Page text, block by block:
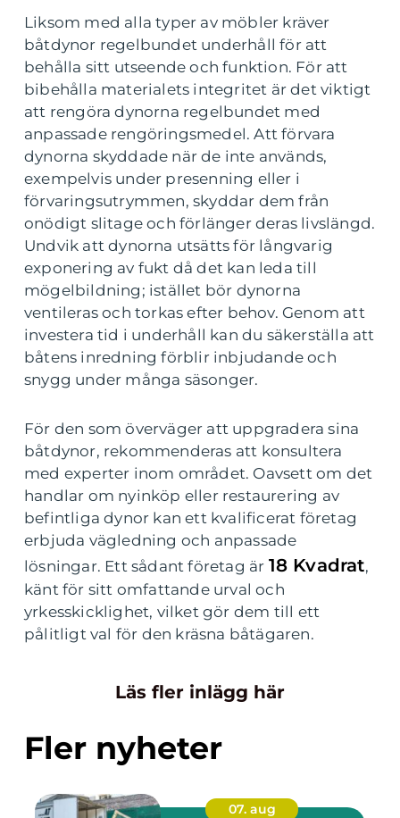
Liksom med alla typer av möbler kräver
båtdynor regelbundet underhåll för att
behålla sitt utseende och funktion. För att
bibehålla materialets integritet är det viktigt
att rengöra dynorna regelbundet med
anpassade rengöringsmedel. Att förvara
dynorna skyddade när de inte används,
exempelvis under presenning eller i
förvaringsutrymmen, skyddar dem från
onödigt slitage och förlänger deras livslängd.
Undvik att dynorna utsätts för långvarig
exponering av fukt då det kan leda till
mögelbildning; istället bör dynorna
ventileras och torkas efter behov. Genom att
investera tid i underhåll kan du säkerställa att
båtens inredning förblir inbjudande och
snygg under många säsonger.
För den som överväger att uppgradera sina
båtdynor, rekommenderas att konsultera
med experter inom området. Oavsett om det
handlar om nyinköp eller restaurering av
befintliga dynor kan ett kvalificerat företag
erbjuda vägledning och anpassade
lösningar. Ett sådant företag är 18 Kvadrat,
känt för sitt omfattande urval och
yrkesskicklighet, vilket gör dem till ett
pålitligt val för den kräsna båtägaren.
Läs fler inlägg här
Fler nyheter
07. aug